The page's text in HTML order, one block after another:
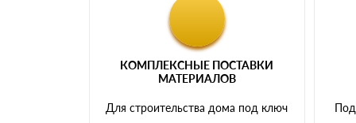
КОМПЛЕКСНЫЕ ПОСТАВКИ
МАТЕРИАЛОВ
Для строительства дома под ключ